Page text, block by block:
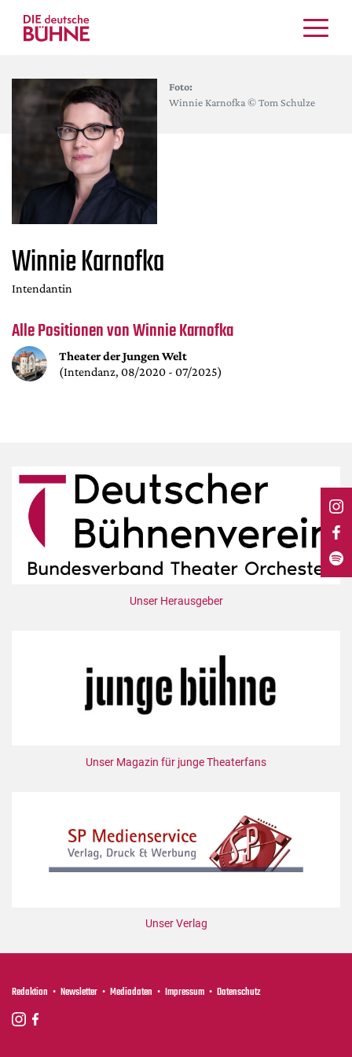
Schauspiel
Musiktheater
Tanz
Crossover
Bühnenwelt
Festivals & Veranstaltungen
Themen
Internationales
Medientipps
DdB-map
Kalender
Hefte
Alle Hefte
Leseproben
Podcast
Service
Autor:innen
Mediadaten
Foto:
Winnie Karnofka © Tom Schulze
Winnie Karnofka
Intendantin
Alle Positionen von Winnie Karnofka
Theater der Jungen Welt
(Intendanz, 08/2020 - 07/2025)
Unser Herausgeber
Unser Magazin für junge Theaterfans
Unser Verlag
Redaktion Newsletter Mediadaten Impressum Datenschutz